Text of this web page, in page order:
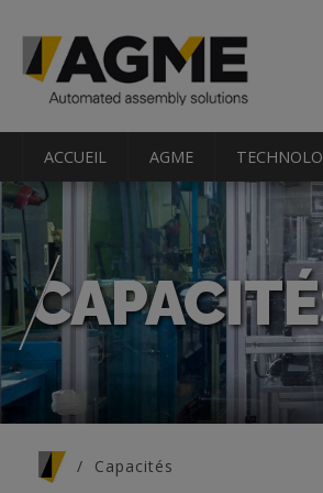
ACCUEIL AGME
Capacités